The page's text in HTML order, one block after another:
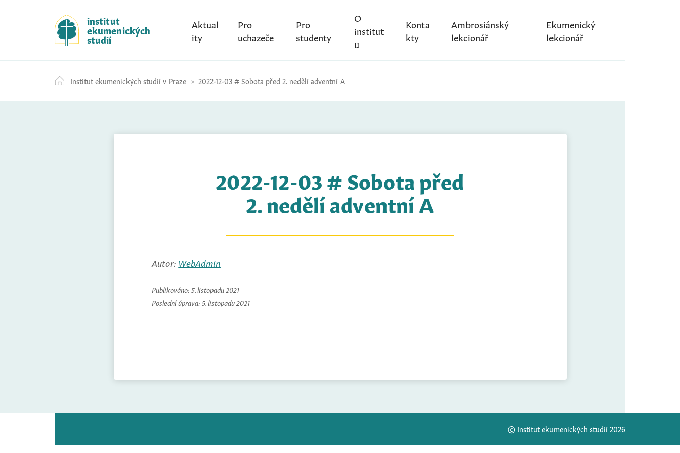
k
i
p
t
c
o
institut
ekumenických
studií
Aktual
ity
Pro
uchazeče
Pro
studenty
O
institut
u
Konta
kty
Ambrosiánský
lekcionář
Ekumenický
lekcionář
Institut ekumenických studií v Praze 2022-12-03 # Sobota před 2. nedělí adventní A
2022-12-03 # Sobota před
2. nedělí adventní A
Autor: WebAdmin
Publikováno: 5. listopadu 2021
Poslední úprava: 5. listopadu 2021
© Institut ekumenických studií 2026